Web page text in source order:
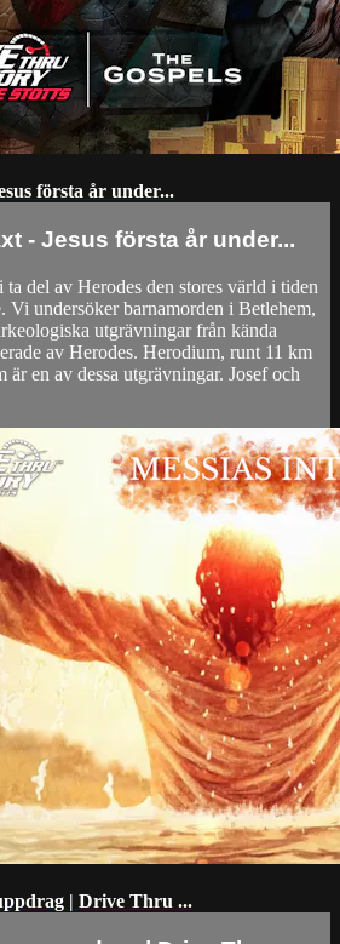
första år under...
- Jesus första år under...
del av Herodes den stores värld i tiden
Vi undersöker barnamorden i Betlehem,
utgrävningar från kända
av Herodes. Herodium, runt 11 km
är en av dessa utgrävningar. Josef och
| Drive Thru ...